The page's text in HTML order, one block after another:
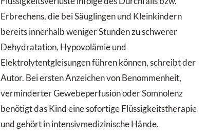
Erbrechens, die bei Säuglingen und Kleinkindern
bereits innerhalb weniger Stunden zu schwerer
Dehydratation, Hypovolämie und
Elektrolytentgleisungen führen können, schreibt der
Autor. Bei ersten Anzeichen von Benommenheit,
verminderter Gewebeperfusion oder Somnolenz
benötigt das Kind eine sofortige Flüssigkeitstherapie
und gehört in intensivmedizinische Hände.